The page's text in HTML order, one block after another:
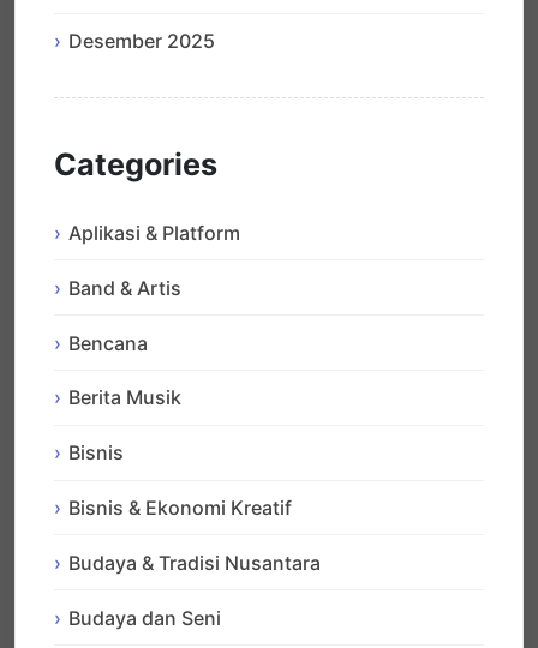
Desember 2025
Categories
Aplikasi & Platform
Band & Artis
Bencana
Berita Musik
Bisnis
Bisnis & Ekonomi Kreatif
Budaya & Tradisi Nusantara
Budaya dan Seni